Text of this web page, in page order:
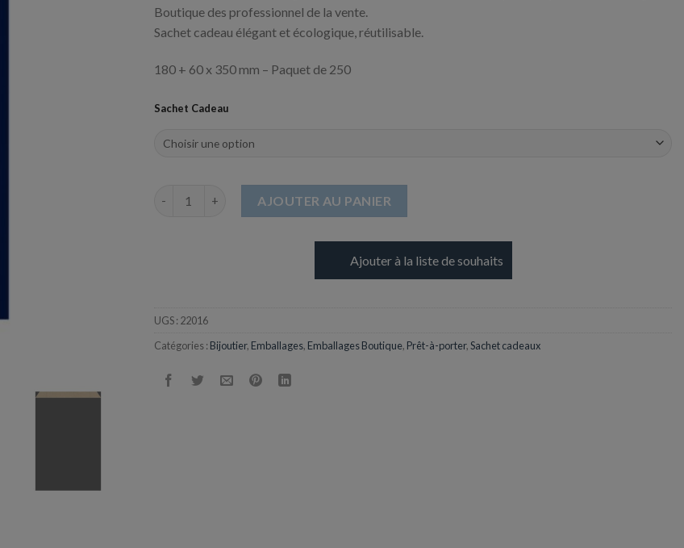
Boutique des professionnel de la vente.
Sachet cadeau élégant et écologique, réutilisable.
180 + 60 x 350 mm – Paquet de 250
Sachet Cadeau
AJOUTER AU PANIER
Ajouter à la liste de souhaits
UGS : 22016
Catégories : Bijoutier, Emballages, Emballages Boutique, Prêt-à-porter,Sachet cadeaux